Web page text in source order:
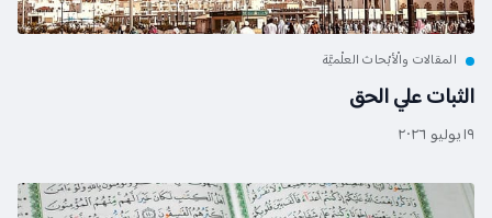
المقالات والْأبْحاث العلْميَّة
الثبات علي الحق
١٩ يوليو ٢٠٢٦